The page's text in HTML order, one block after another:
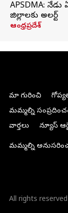
APSDMA:
జిల్లాలకు అలర్ట్
ఆంధ్రప్రదేశ్
మా గురించి
మమ్మల్ని
వార్తలు
న్యూస్
మమ్మల్ని
All rights